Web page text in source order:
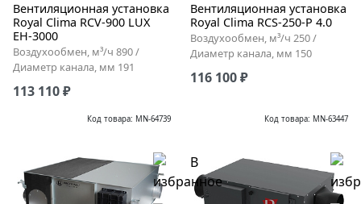
Вентиляционная установка
Royal Clima RCV-900 LUX
EH-3000
Воздухообмен, м³/ч 890 /
Диаметр канала, мм 191
113 110 ₽
Вентиляционная установка
Royal Clima RCS-250-P 4.0
Воздухообмен, м³/ч 250 /
Диаметр канала, мм 150
116 100 ₽
Код товара: MN-64739 Код товара: MN-63447